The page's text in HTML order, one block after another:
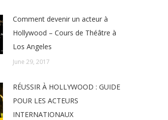
Comment devenir un acteur à
Hollywood – Cours de Théâtre à
Los Angeles
June 29, 2017
RÉUSSIR À HOLLYWOOD : GUIDE
POUR LES ACTEURS
INTERNATIONAUX